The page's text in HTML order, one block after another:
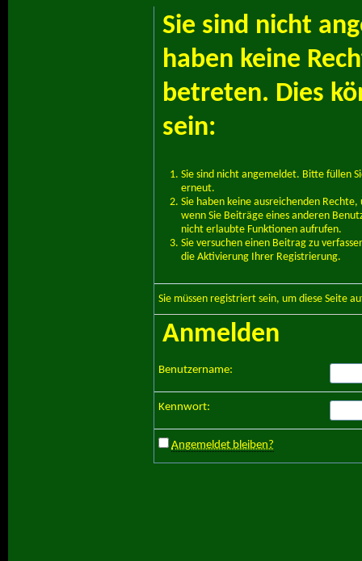
Sie sind nicht
haben keine
betreten. Dies
sein:
Sie sind nicht angemeldet. Bitte füllen
erneut.
Sie haben keine ausreichenden
wenn Sie Beiträge eines anderen
nicht erlaubte Funktionen aufrufen.
Sie versuchen einen Beitrag zu
die Aktivierung Ihrer Registrierung.
Sie müssen registriert sein, um diese Seite
Anmelden
Benutzername:
Kennwort:
Angemeldet bleiben?